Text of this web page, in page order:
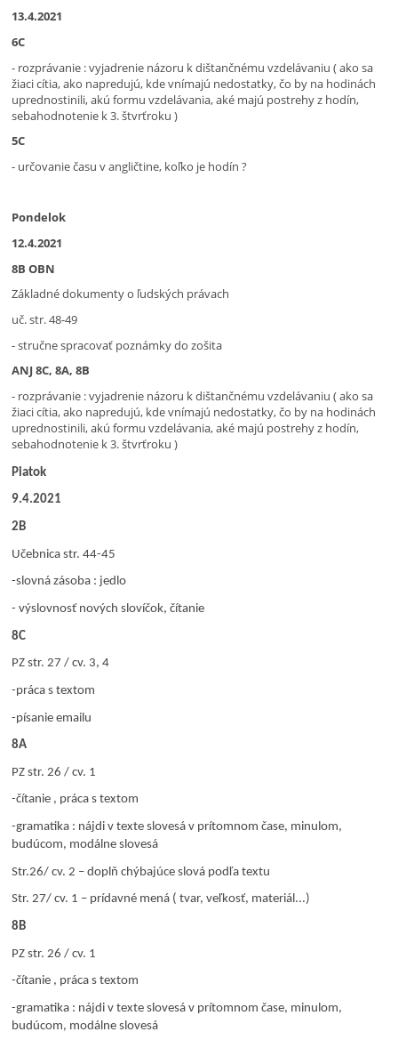
13.4.2021
6C
- rozprávanie : vyjadrenie názoru k dištančnému vzdelávaniu ( ako sa
žiaci cítia, ako napredujú, kde vnímajú nedostatky, čo by na hodinách
uprednostinili, akú formu vzdelávania, aké majú postrehy z hodín,
sebahodnotenie k 3. štvrťroku )
5C
- určovanie času v angličtine, koľko je hodín ?
Pondelok
12.4.2021
8B OBN
Základné dokumenty o ľudských právach
uč. str. 48-49
- stručne spracovať poznámky do zošita
ANJ 8C, 8A, 8B
- rozprávanie : vyjadrenie názoru k dištančnému vzdelávaniu ( ako sa
žiaci cítia, ako napredujú, kde vnímajú nedostatky, čo by na hodinách
uprednostinili, akú formu vzdelávania, aké majú postrehy z hodín,
sebahodnotenie k 3. štvrťroku )
Piatok
9.4.2021
2B
Učebnica str. 44-45
-slovná zásoba : jedlo
- výslovnosť nových slovíčok, čítanie
8C
PZ str. 27 / cv. 3, 4
-práca s textom
-písanie emailu
8A
PZ str. 26 / cv. 1
-čítanie , práca s textom
-gramatika : nájdi v texte slovesá v prítomnom čase, minulom,
budúcom, modálne slovesá
Str.26/ cv. 2 – doplň chýbajúce slová podľa textu
Str. 27/ cv. 1 – prídavné mená ( tvar, veľkosť, materiál...)
8B
PZ str. 26 / cv. 1
-čítanie , práca s textom
-gramatika : nájdi v texte slovesá v prítomnom čase, minulom,
budúcom, modálne slovesá